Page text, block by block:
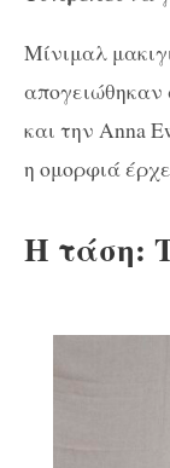
Μίνιμαλ
απογειώθηκαν
και την Anna
η ομορφιά
H τάση: